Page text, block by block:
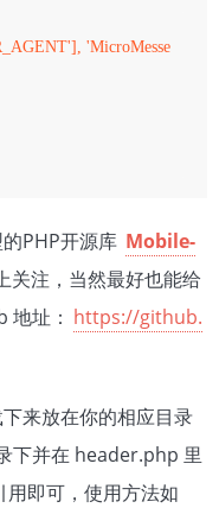
'MicroMesse
PHP开源库 Mobile-
关注，当然最好也能给
址： https://github.
来放在你的相应目录
下并在 header.php 里
用即可，使用方法如